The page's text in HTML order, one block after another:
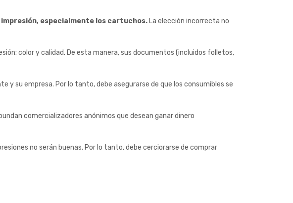
especialmente los cartuchos. La elección incorrecta no
color y calidad. De esta manera, sus documentos (incluidos folletos,
y su empresa. Por lo tanto, debe asegurarse de que los consumibles se
comercializadores anónimos que desean ganar dinero
no serán buenas. Por lo tanto, debe cerciorarse de comprar